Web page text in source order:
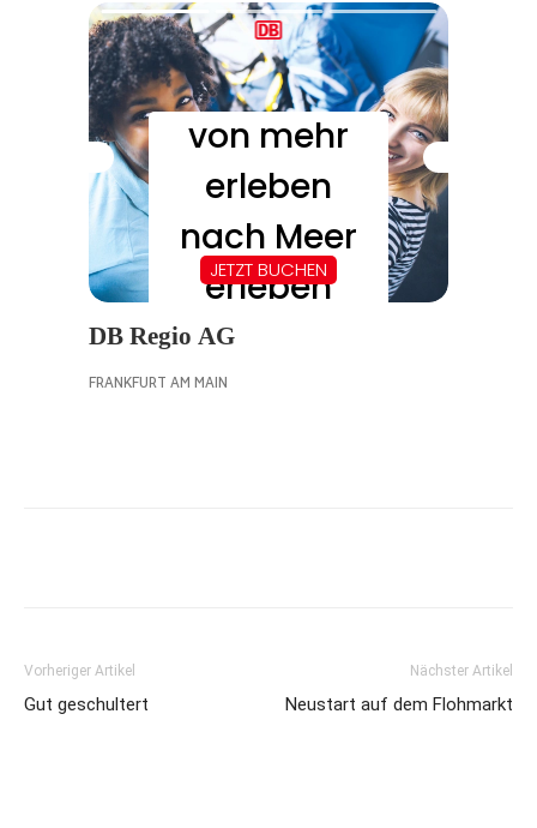
Vorheriger Artikel
Gut geschultert
Nächster Artikel
Neustart auf dem Flohmarkt